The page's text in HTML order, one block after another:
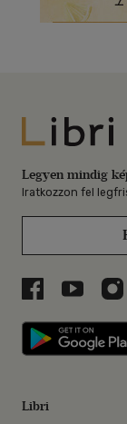
Legyen mindig
Iratkozzon fel
Libri aLibri a
Libri